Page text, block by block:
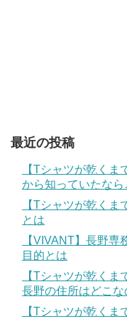
最近の投稿
【Tシャツが乾く
から知っていたな
【Tシャツが乾く
とは
【VIVANT】長野
目的とは
【Tシャツが乾くま
長野の住所はどこな
【Tシャツが乾く